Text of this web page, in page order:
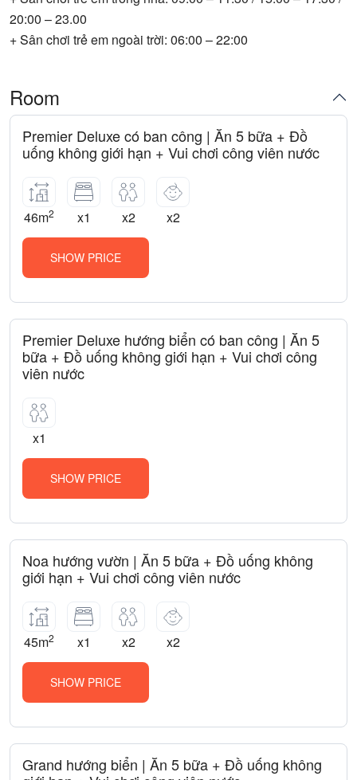
20:00 – 23.00
+ Sân chơi trẻ em ngoài trời: 06:00 – 22:00
Room
Premier Deluxe có ban công | Ăn 5 bữa + Đồ
uống không giới hạn + Vui chơi công viên nước
46m2 x1 x2 x2
SHOW PRICE
Premier Deluxe hướng biển có ban công | Ăn 5
bữa + Đồ uống không giới hạn + Vui chơi công
viên nước
x1
SHOW PRICE
Noa hướng vườn | Ăn 5 bữa + Đồ uống không
giới hạn + Vui chơi công viên nước
45m2 x1 x2 x2
SHOW PRICE
Grand hướng biển | Ăn 5 bữa + Đồ uống không